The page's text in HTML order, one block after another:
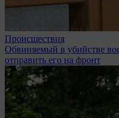
Происшествия
Обвиняемый в убийстве
отправить его на фронт